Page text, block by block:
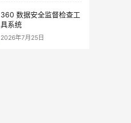
360 数据安全监督检查工
具系统
2026年7月25日